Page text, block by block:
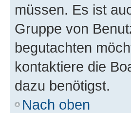
müssen. Es ist
Gruppe von
begutachten
kontaktiere die
dazu benötigst.
Nach oben